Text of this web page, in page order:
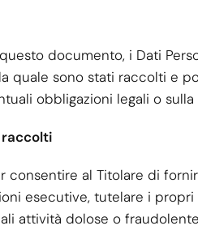
documento, i Dati
quale sono stati raccolti e
obbligazioni legali o
raccolti
consentire al Titolare di
esecutive, tutelare i
attività dolose o